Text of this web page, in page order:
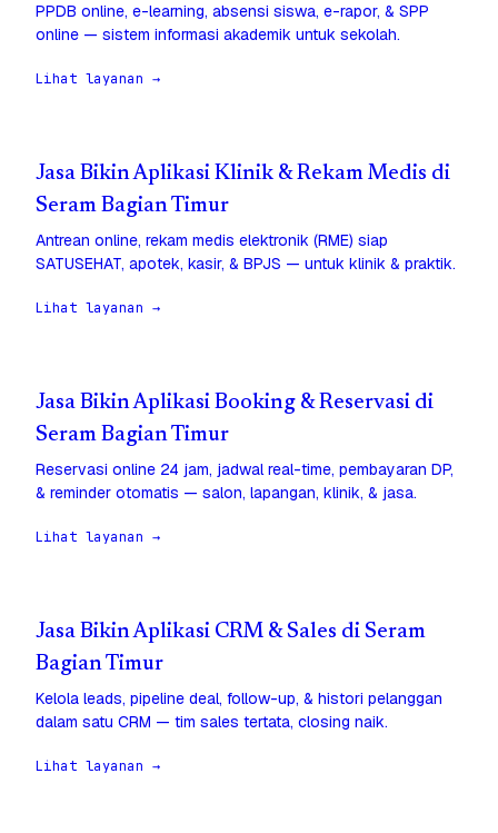
PPDB online, e-learning, absensi siswa, e-rapor, & SPP
online — sistem informasi akademik untuk sekolah.
Lihat layanan →
Jasa Bikin Aplikasi Klinik & Rekam Medis di
Seram Bagian Timur
Antrean online, rekam medis elektronik (RME) siap
SATUSEHAT, apotek, kasir, & BPJS — untuk klinik & praktik.
Lihat layanan →
Jasa Bikin Aplikasi Booking & Reservasi di
Seram Bagian Timur
Reservasi online 24 jam, jadwal real-time, pembayaran DP,
& reminder otomatis — salon, lapangan, klinik, & jasa.
Lihat layanan →
Jasa Bikin Aplikasi CRM & Sales di Seram
Bagian Timur
Kelola leads, pipeline deal, follow-up, & histori pelanggan
dalam satu CRM — tim sales tertata, closing naik.
Lihat layanan →